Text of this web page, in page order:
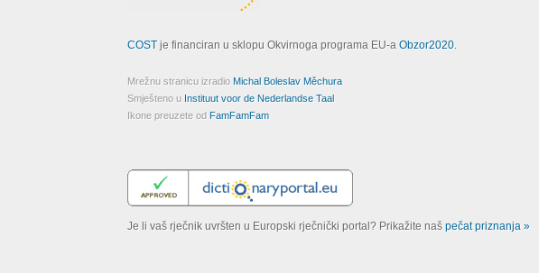
COSTje financiran u sklopu Okvirnoga programa EU-a Obzor2020.
Mrežnu stranicu izradio Michal Boleslav Měchura
Smješteno u Instituut voor de Nederlandse Taal
Ikone preuzete od FamFamFam
Je li vaš rječnik uvršten u Europski rječnički portal? Prikažite naš pečat priznanja »